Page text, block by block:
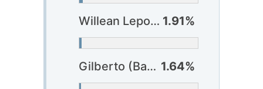
Willean Lepo (Vitória) 1.91%
Gilberto (Bahia) 1.64%